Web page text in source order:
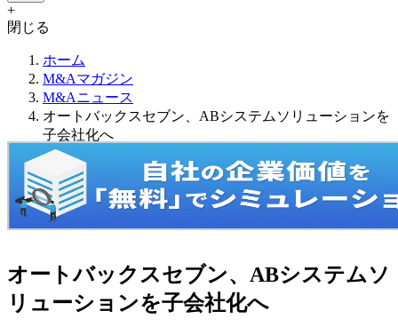
+
閉じる
ホーム
M&Aマガジン
M&Aニュース
オートバックスセブン、ABシステムソリューションを
子会社化へ
オートバックスセブン、ABシステムソ
リューションを子会社化へ